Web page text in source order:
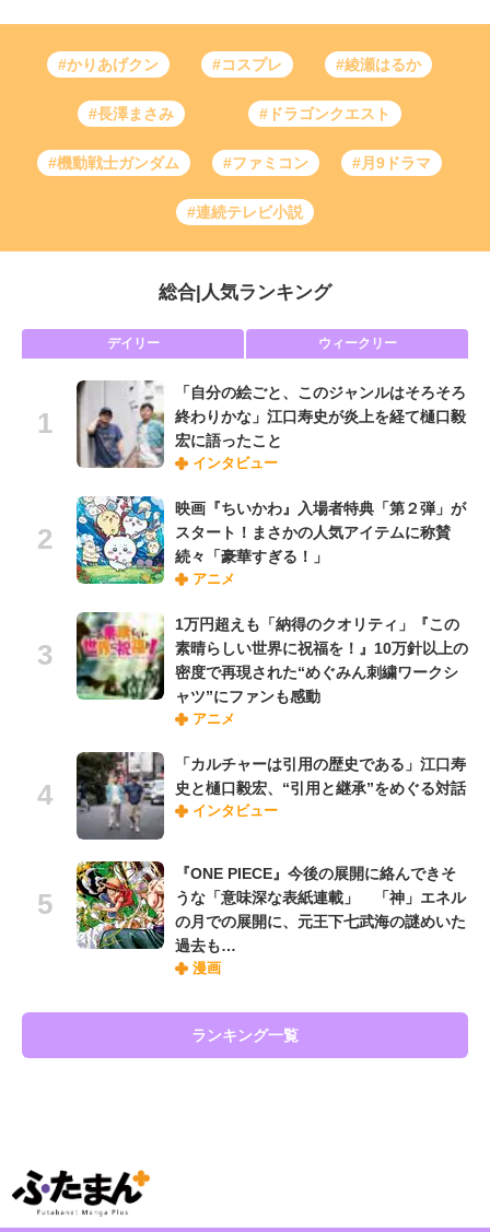
#かりあげクン #コスプレ #綾瀬はるか
#長澤まさみ #ドラゴンクエスト
#機動戦士ガンダム #ファミコン #月9ドラマ
#連続テレビ小説
総合 人気ランキング
デイリー ウィークリー
「自分の絵ごと、このジャンルはそろそろ
終わりかな」江口寿史が炎上を経て樋口毅
宏に語ったこと
インタビュー
映画『ちいかわ』入場者特典「第２弾」が
スタート！まさかの人気アイテムに称賛
続々「豪華すぎる！」
アニメ
1万円超えも「納得のクオリティ」『この
素晴らしい世界に祝福を！』10万針以上の
密度で再現された“めぐみん刺繍ワークシ
ャツ”にファンも感動
アニメ
「カルチャーは引用の歴史である」江口寿
史と樋口毅宏、“引用と継承”をめぐる対話
インタビュー
『ONE PIECE』今後の展開に絡んできそ
うな「意味深な表紙連載」 「神」エネル
の月での展開に、元王下七武海の謎めいた
過去も…
漫画
ランキング一覧